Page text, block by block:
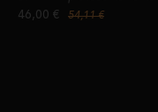
46,00 €
54,11 €